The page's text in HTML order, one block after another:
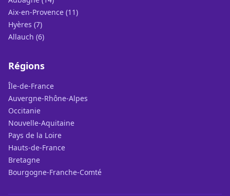
Aix-en-Provence (11)
Hyères (7)
Allauch (6)
Régions
Île-de-France
Auvergne-Rhône-Alpes
Occitanie
Nouvelle-Aquitaine
Pays de la Loire
Hauts-de-France
Bretagne
Bourgogne-Franche-Comté